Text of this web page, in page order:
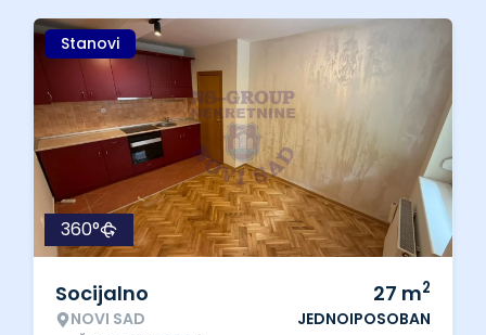
Stanovi
360°
Socijalno
NOVI SAD
27 m2
JEDNOIPOSOBAN